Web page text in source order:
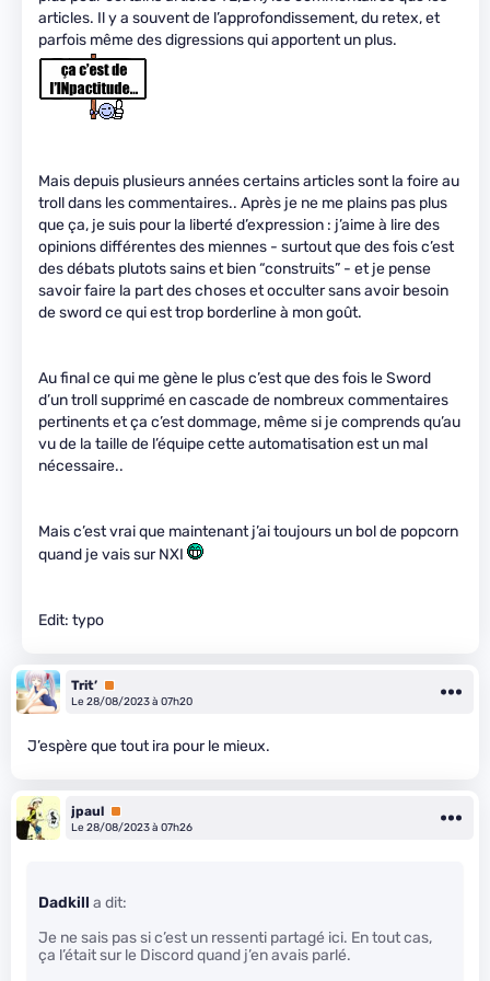
articles. Il y a souvent de l’approfondissement, du retex, et
parfois même des digressions qui apportent un plus.
Mais depuis plusieurs années certains articles sont la foire au
troll dans les commentaires.. Après je ne me plains pas plus
que ça, je suis pour la liberté d’expression : j’aime à lire des
opinions différentes des miennes - surtout que des fois c’est
des débats plutots sains et bien “construits” - et je pense
savoir faire la part des choses et occulter sans avoir besoin
de sword ce qui est trop borderline à mon goût.
Au final ce qui me gène le plus c’est que des fois le Sword
d’un troll supprimé en cascade de nombreux commentaires
pertinents et ça c’est dommage, même si je comprends qu’au
vu de la taille de l’équipe cette automatisation est un mal
nécessaire..
Mais c’est vrai que maintenant j’ai toujours un bol de popcorn
quand je vais sur NXI
Edit: typo
Trit’ Premium
Le 28/08/2023 à 07h20
J’espère que tout ira pour le mieux.
jpaul Premium
Le 28/08/2023 à 07h26
Dadkill a dit:
Je ne sais pas si c’est un ressenti partagé ici. En tout cas,
ça l’était sur le Discord quand j’en avais parlé.